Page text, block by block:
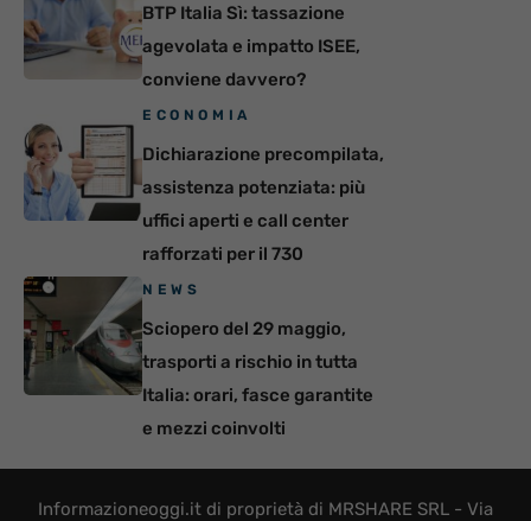
BTP Italia Sì: tassazione
agevolata e impatto ISEE,
conviene davvero?
ECONOMIA
Dichiarazione precompilata,
assistenza potenziata: più
uffici aperti e call center
rafforzati per il 730
NEWS
Sciopero del 29 maggio,
trasporti a rischio in tutta
Italia: orari, fasce garantite
e mezzi coinvolti
Informazioneoggi.it di proprietà di MRSHARE SRL - Via